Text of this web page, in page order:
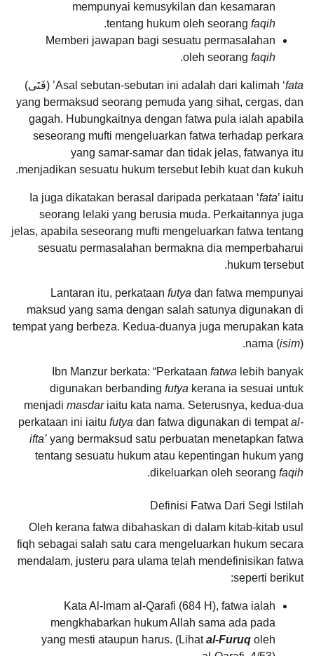
mempunyai kemusykilan dan kesamaran
tentang hukum oleh seorang faqih
.
Memberi jawapan bagi sesuatu permasalahan
oleh seorang faqih
.
Asal sebutan-sebutan ini adalah dari kalimah ‘fata
’ (فَتَى)
yang bermaksud seorang pemuda yang sihat, cergas, dan
gagah. Hubungkaitnya dengan fatwa pula ialah apabila
seseorang mufti mengeluarkan fatwa terhadap perkara
yang samar-samar dan tidak jelas, fatwanya itu
menjadikan sesuatu hukum tersebut lebih kuat dan kukuh.
Ia juga dikatakan berasal daripada perkataan ‘fata’ iaitu
seorang lelaki yang berusia muda. Perkaitannya juga
jelas, apabila seseorang mufti mengeluarkan fatwa tentang
sesuatu permasalahan bermakna dia memperbaharui
hukum tersebut.
Lantaran itu, perkataan futya dan fatwa mempunyai
maksud yang sama dengan salah satunya digunakan di
tempat yang berbeza. Kedua-duanya juga merupakan kata
nama (isim).
Ibn Manzur berkata: “Perkataan fatwa lebih banyak
digunakan berbanding futya kerana ia sesuai untuk
menjadi masdar iaitu kata nama. Seterusnya, kedua-dua
perkataan ini iaitu futya dan fatwa digunakan di tempatal-
ifta’ yang bermaksud satu perbuatan menetapkan fatwa
tentang sesuatu hukum atau kepentingan hukum yang
dikeluarkan oleh seorang faqih
.
Definisi Fatwa Dari Segi Istilah
Oleh kerana fatwa dibahaskan di dalam kitab-kitab usul
fiqh sebagai salah satu cara mengeluarkan hukum secara
mendalam, justeru para ulama telah mendefinisikan fatwa
seperti berikut:
Kata Al-Imam al-Qarafi (684 H), fatwa ialah
mengkhabarkan hukum Allah sama ada pada
yang mesti ataupun harus. (Lihatal-Furuq oleh